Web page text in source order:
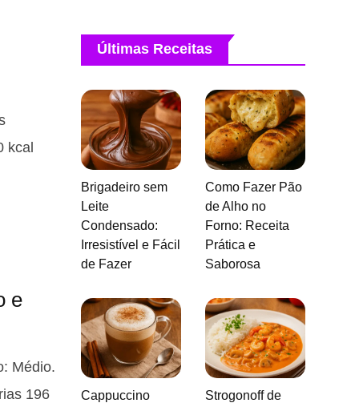
kcal
e
Médio.
196
Últimas Receitas
Brigadeiro sem
Leite
Condensado:
Irresistível e Fácil
de Fazer
Como Fazer Pão
de Alho no
Forno: Receita
Prática e
Saborosa
Cappuccino
Strogonoff de